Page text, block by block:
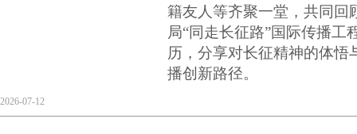
籍友人等齐聚一堂，共同回
局“同走长征路”国际传播工
历，分享对长征精神的体悟
播创新路径。
2026-07-12